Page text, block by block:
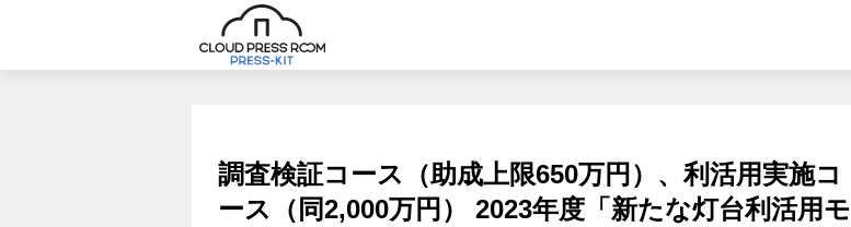
調査検証コース（助成上限650万円）、利活用実施コ
ース（同2,000万円） 2023年度「新たな灯台利活用モ